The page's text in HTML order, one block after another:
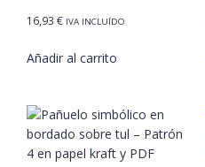
16,93 € IVA INCLUÍDO
Añadir al carrito